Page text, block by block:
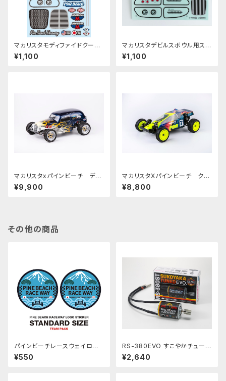
マカリスタモディファイドクーペ
用ステッカー PBRW241
¥1,100
マカリスタデビルスボウル用ステ
ッカー PBRW-254
¥1,100
マカリスタxパインビーチ デビ
ルズボウルボディ ステッカーセッ
ト ケース無し PBRW-253S
¥9,900
マカリスタXパインビーチ クラ
シックバギーボディ ウルトロ
ン McAllister/Pinebeach
¥8,800
その他の商品
パインビーチレースウェイロゴ
ステッカー【Team pack】PBR
W-005W
¥550
RS-380EVO すこやかチューン
モーター EVO 10枚ピニオン付
¥2,640